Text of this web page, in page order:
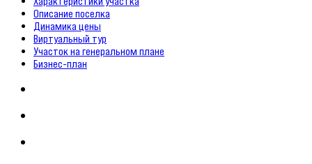
Описание поселка
Динамика цены
Виртуальный тур
Участок на генеральном плане
Бизнес-план